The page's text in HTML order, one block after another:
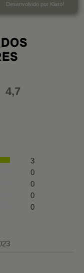
4,7
3
0
0
0
0
Desenvolvido por Klaro!